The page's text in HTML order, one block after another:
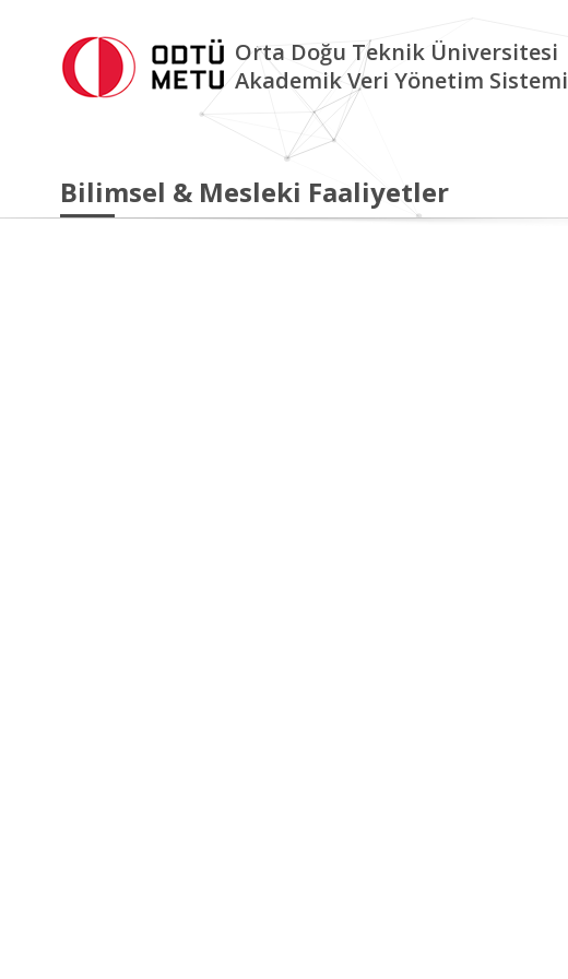
Orta Doğu Teknik Üniversitesi
Akademik Veri Yönetim Sistemi
Bilimsel & Mesleki Faaliyetler